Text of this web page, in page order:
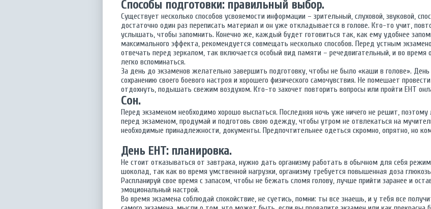
Способы подготовки: правильный выбор.
Существует несколько способов усвояемости информации – зрительный, слуховой, звуковой,
достаточно один раз переписать материал и он уже откладывается в голове. Кто-то учит,
услышать, чтобы запомнить. Конечно же, каждый будет готовиться так, как ему удобнее
максимального эффекта, рекомендуется совмещать несколько способов. Перед устным
отвечать перед зеркалом, так включается особый вид памяти – речедвигательный, и во время
легко вспоминаться.
За день до экзаменов желательно завершить подготовку, чтобы не было «каши в голове».
сохранению своего боевого настроя и хорошего физического самочувствия. Не помешает
отдохнуть, подышать свежим воздухом. Кто-то захочет повторить вопросы или пройти ЕНТ
Сон.
Перед экзаменом необходимо хорошо выспаться. Последняя ночь уже ничего не решит,
перед экзаменом, продумай и подготовь свою одежду, чтобы утром не отвлекаться на
необходимые принадлежности, документы. Предпочтительнее одеться скромно, опрятно, но
День ЕНТ: планировка.
Не стоит отказываться от завтрака, нужно дать организму работать в обычном для себя
шоколад, так как во время умственной нагрузки, организму требуется повышенная доза
Распланируй свое время с запасом, чтобы не бежать сломя голову, лучше прийти заранее и
эмоциональный настрой.
Во время экзамена соблюдай спокойствие, не суетись, помни: ты все знаешь, и у тебя все